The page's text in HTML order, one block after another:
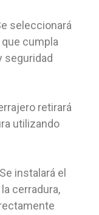
seleccionará
cumpla
seguridad
retirará
utilizando
instalará el
cerradura,